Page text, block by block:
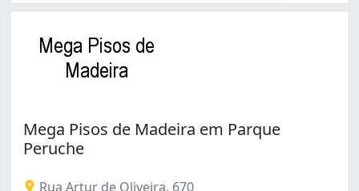
Mega Pisos de Madeira em Parque
Peruche
Rua Artur de Oliveira, 670